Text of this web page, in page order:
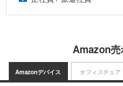
Amazon
Amazonデバイス オフィスチェア